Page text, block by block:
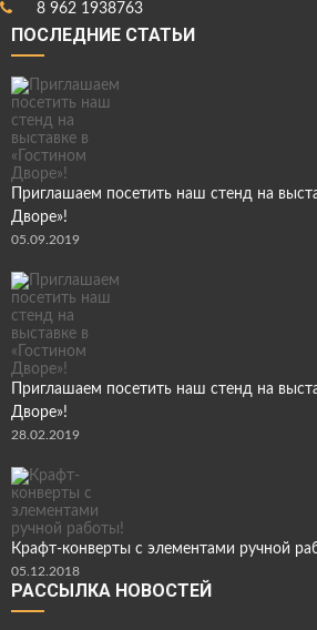
8 962 1938763
ПОСЛЕДНИЕ СТАТЬИ
Приглашаем посетить наш стенд на
Дворе»!
05.09.2019
Приглашаем посетить наш стенд на
Дворе»!
28.02.2019
Крафт-конверты с элементами ручной
05.12.2018
РАССЫЛКА НОВОСТЕЙ